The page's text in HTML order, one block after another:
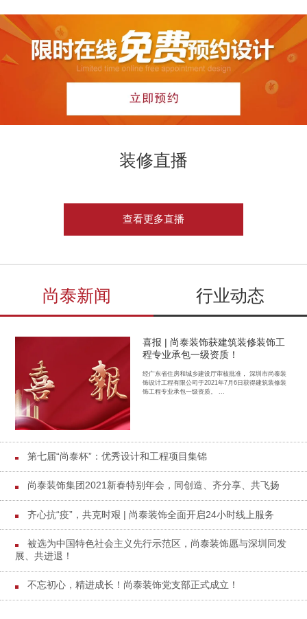
装修直播
查看更多直播
尚泰新闻 行业动态
喜报 | 尚泰装饰获建筑装修装饰工
程专业承包一级资质！
经广东省住房和城乡建设厅审核批准， 深圳市尚泰装
饰设计工程有限公司于2021年7月6日获得建筑装修装
饰工程专业承包一级资质。 ...
第七届“尚泰杯”：优秀设计和工程项目集锦
尚泰装饰集团2021新春特别年会，同创造、齐分享、共飞扬
齐心抗“疫”，共克时艰 | 尚泰装饰全面开启24小时线上服务
被选为中国特色社会主义先行示范区，尚泰装饰愿与深圳同发
展、共进退！
不忘初心，精进成长！尚泰装饰党支部正式成立！